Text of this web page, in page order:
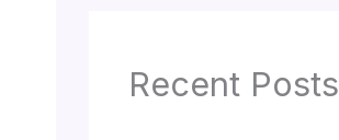
Recent Posts